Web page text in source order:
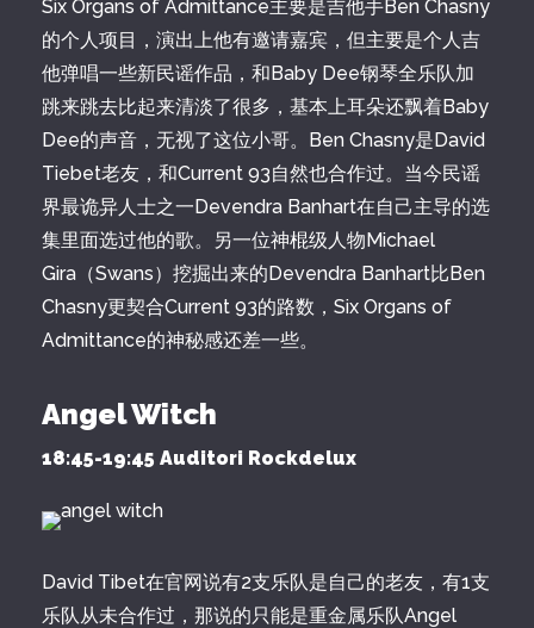
Six Organs of Admittance主要是吉他手Ben Chasny
的个人项目，演出上他有邀请嘉宾，但主要是个人吉
他弹唱一些新民谣作品，和Baby Dee钢琴全乐队加
跳来跳去比起来清淡了很多，基本上耳朵还飘着Baby
Dee的声音，无视了这位小哥。Ben Chasny是David
Tiebet老友，和Current 93自然也合作过。当今民谣
界最诡异人士之一Devendra Banhart在自己主导的选
集里面选过他的歌。另一位神棍级人物Michael
Gira（Swans）挖掘出来的Devendra Banhart比Ben
Chasny更契合Current 93的路数，Six Organs of
Admittance的神秘感还差一些。
Angel Witch
18:45-19:45 Auditori Rockdelux
David Tibet在官网说有2支乐队是自己的老友，有1支
乐队从未合作过，那说的只能是重金属乐队Angel